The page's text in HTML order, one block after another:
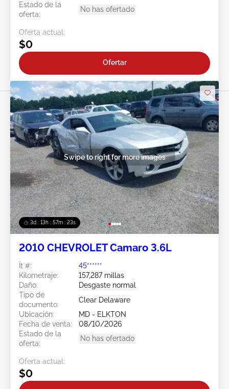
Estado de la
oferta:
No has ofertado
Oferta actual:
$0
Ofertar
3d : 13h : 57m : 21s
Swipe to right for more images
2010 CHEVROLET Camaro 3.6L
Ít #:
45******
Kilometraje:
157,287 millas
Daño:
Desgaste normal
Tipo de
documento:
Clear Delaware
Ubicación:
MD - ELKTON
Fecha de venta:
08/10/2026
Estado de la
oferta:
No has ofertado
Oferta actual:
$0